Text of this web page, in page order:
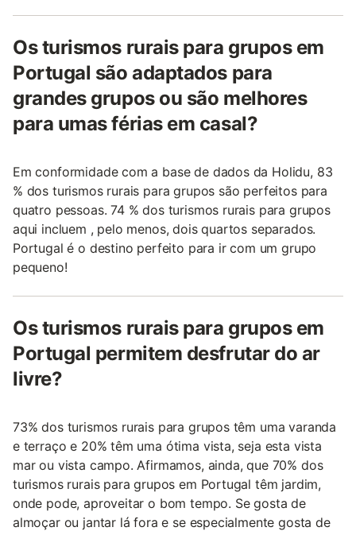
Os turismos rurais para grupos em
Portugal são adaptados para
grandes grupos ou são melhores
para umas férias em casal?
Em conformidade com a base de dados da Holidu, 83
% dos turismos rurais para grupos são perfeitos para
quatro pessoas. 74 % dos turismos rurais para grupos
aqui incluem , pelo menos, dois quartos separados.
Portugal é o destino perfeito para ir com um grupo
pequeno!
Os turismos rurais para grupos em
Portugal permitem desfrutar do ar
livre?
73% dos turismos rurais para grupos têm uma varanda
e terraço e 20% têm uma ótima vista, seja esta vista
mar ou vista campo. Afirmamos, ainda, que 70% dos
turismos rurais para grupos em Portugal têm jardim,
onde pode, aproveitar o bom tempo. Se gosta de
almoçar ou jantar lá fora e se especialmente gosta de